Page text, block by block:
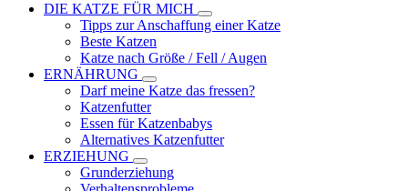
DIE KATZE FÜR MICH
Tipps zur Anschaffung einer Katze
Beste Katzen
Katze nach Größe / Fell / Augen
ERNÄHRUNG
Darf meine Katze das fressen?
Katzenfutter
Essen für Katzenbabys
Alternatives Katzenfutter
ERZIEHUNG
Grunderziehung